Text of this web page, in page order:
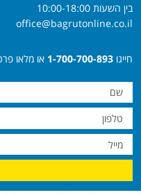
בין השעות 10:00-18:00
office@bagrutonline.co.il
חייגו 1-700-700-893 או מלאו